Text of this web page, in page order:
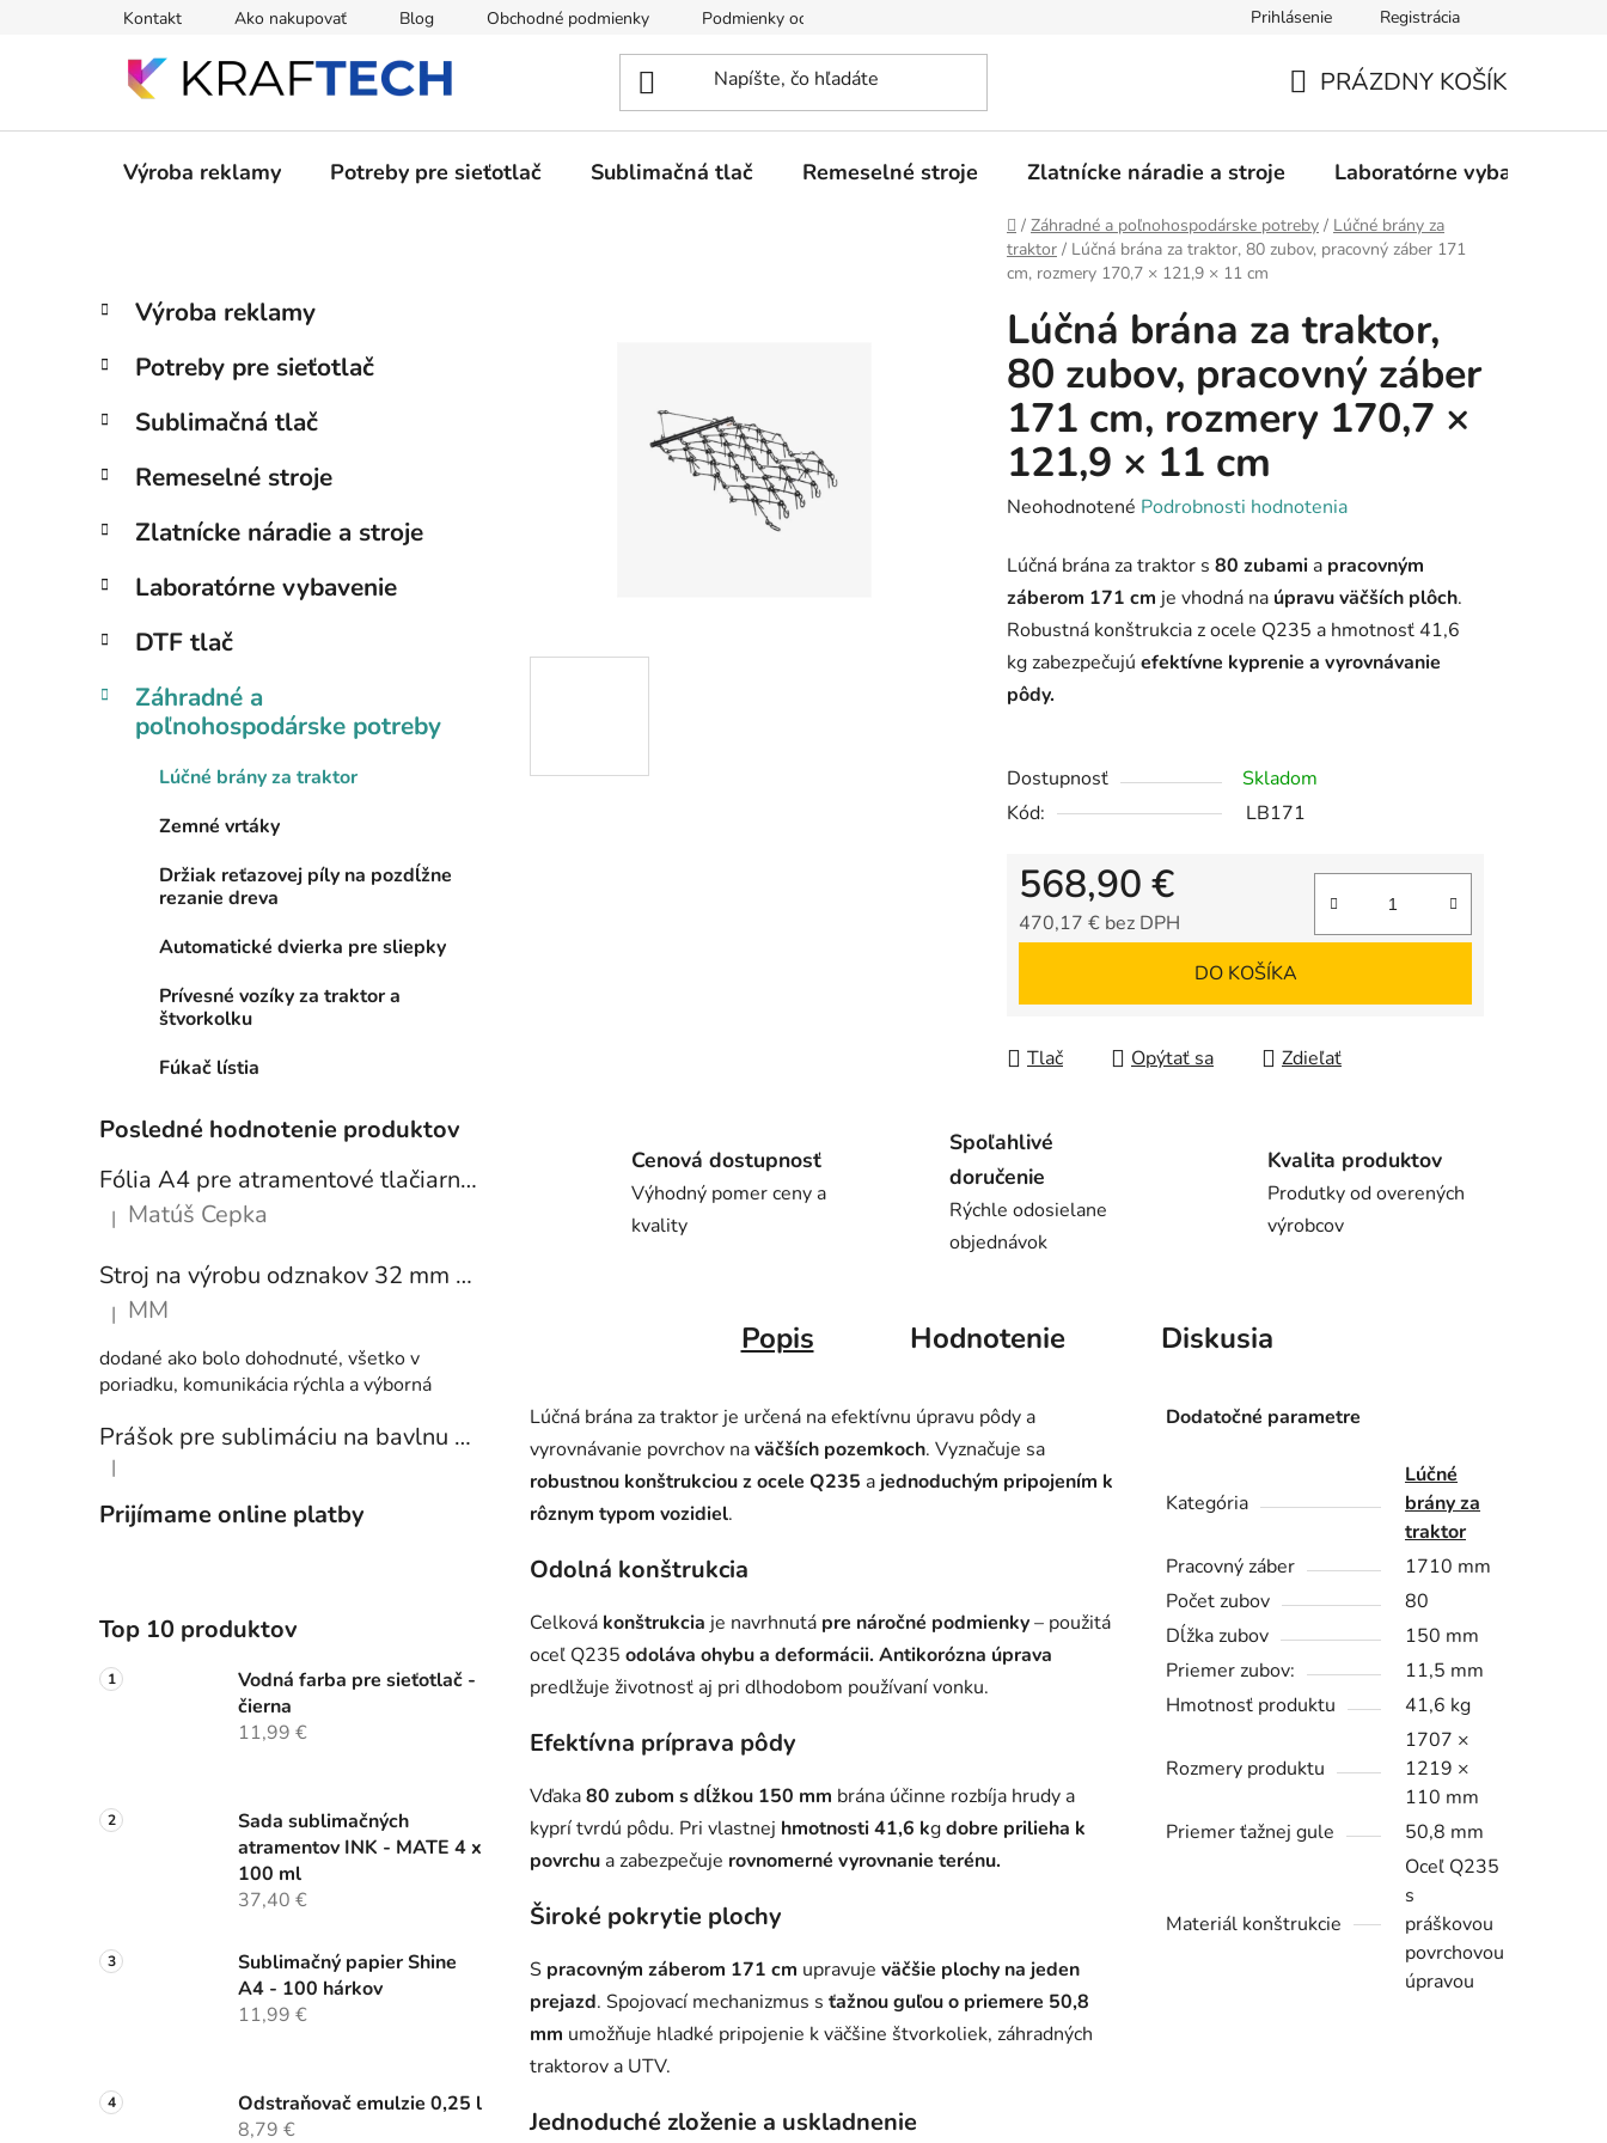
Kontakt Ako nakupovať Blog Obchodné podmienky Podmienky ochrany osobných údajov Prihlásenie Registrácia
KOŠÍK
PRÁZDNY KOŠÍK
Výroba reklamy Potreby pre sieťotlač Sublimačná tlač Remeselné stroje Zlatnícke náradie a stroje Laboratórne vybavenie
Domov
/ Záhradné a poľnohospodárske potreby / Lúčné brány za
traktor / Lúčná brána za traktor, 80 zubov, pracovný záber 171
cm, rozmery 170,7 × 121,9 × 11 cm
B
č
ý
a
n
e
l
Preskočiť
kategórie
K
a
e
ó
i
Výroba reklamy
Potreby pre sieťotlač
Sublimačná tlač
Remeselné stroje
Zlatnícke náradie a stroje
Laboratórne vybavenie
DTF tlač
Záhradné a
poľnohospodárske potreby
Lúčné brány za traktor
Zemné vrtáky
Držiak reťazovej píly na pozdĺžne
rezanie dreva
Automatické dvierka pre sliepky
Prívesné vozíky za traktor a
štvorkolku
Fúkač lístia
Posledné hodnotenie produktov
Fólia A4 pre atramentové tlačiarne - sada 10 ks
Hodnotenie produktu je 5 z 5 hviezdičiek.
| Matúš Cepka
Stroj na výrobu odznakov 32 mm a 58 mm + 250 ks odznakov
Hodnotenie produktu je 5 z 5 hviezdičiek.
| MM
dodané ako bolo dohodnuté, všetko v
poriadku, komunikácia rýchla a výborná
Prášok pre sublimáciu na bavlnu 1 kg
Hodnotenie produktu je 5 z 5 hviezdičiek.
|
Prijímame online platby
Top 10 produktov
Vodná farba pre sieťotlač -
čierna
11,99 €
Sada sublimačných
atramentov INK - MATE 4 x
100 ml
37,40 €
Sublimačný papier Shine
A4 - 100 hárkov
11,99 €
Odstraňovač emulzie 0,25 l
8,79 €
Lúčná brána za traktor,
80 zubov, pracovný záber
171 cm, rozmery 170,7 ×
121,9 × 11 cm
Priemerné
produktu
je
0,0
z
5
Neohodnotené Podrobnosti hodnotenia
Lúčná brána za traktor s 80 zubami a pracovným
záberom 171 cm je vhodná na úpravu väčších plôch.
Robustná konštrukcia z ocele Q235 a hmotnosť 41,6
kg zabezpečujú efektívne kyprenie a vyrovnávanie
pôdy.
Dostupnosť
Skladom
Kód:
LB171
568,90 €
470,17 € bez DPH
DO KOŠÍKA
Tlač Opýtať sa Zdieľať
Cenová dostupnosť
Výhodný pomer ceny a
kvality
Spoľahlivé
doručenie
Rýchle odosielane
objednávok
Kvalita produktov
Produtky od overených
výrobcov
Popis Hodnotenie Diskusia
Lúčná brána za traktor je určená na efektívnu úpravu pôdy a
vyrovnávanie povrchov naväčších pozemkoch. Vyznačuje sa
robustnou konštrukciou z ocele Q235 a jednoduchým pripojením k
rôznym typom vozidiel.
Odolná konštrukcia
Celková konštrukcia je navrhnutá pre náročné podmienky– použitá
oceľ Q235 odoláva ohybu a deformácii. Antikorózna úprava
predlžuje životnosť aj pri dlhodobom používaní vonku.
Efektívna príprava pôdy
Vďaka80 zubom s dĺžkou 150 mm brána účinne rozbíja hrudy a
kyprí tvrdú pôdu. Pri vlastnej hmotnosti 41,6 kgdobre prilieha k
povrchu a zabezpečuje rovnomerné vyrovnanie terénu.
Široké pokrytie plochy
S pracovným záberom 171 cm upravuje väčšie plochy na jeden
prejazd. Spojovací mechanizmus s ťažnou guľou o priemere 50,8
mm umožňuje hladké pripojenie k väčšine štvorkoliek, záhradných
traktorov a UTV.
Jednoduché zloženie a uskladnenie
Dodatočné parametre
Kategória
Lúčné
brány za
traktor
Pracovný záber
1710 mm
Počet zubov
80
Dĺžka zubov
150 mm
Priemer zubov:
11,5 mm
Hmotnosť produktu
41,6 kg
Rozmery produktu
1707 ×
1219 ×
110 mm
Priemer ťažnej gule
50,8 mm
Materiál konštrukcie
Oceľ Q235
s
práškovou
povrchovou
úpravou